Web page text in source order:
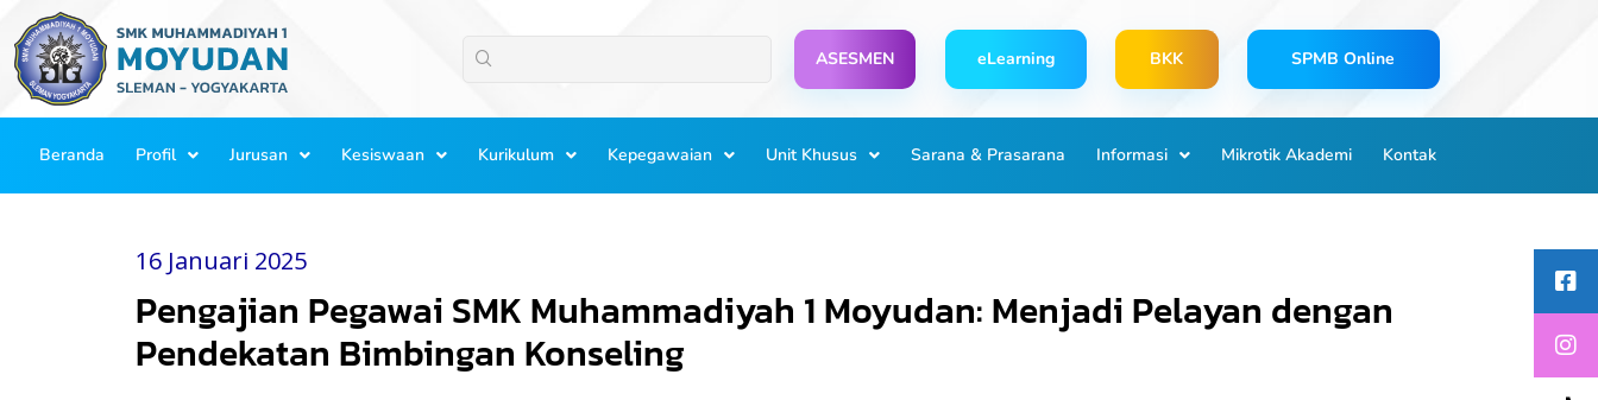
Lewati
ke
konten
ASESMEN eLearning BKK SPMB Online
Beranda Profil Jurusan Kesiswaan Kurikulum Kepegawaian Unit Khusus Sarana & Prasarana Informasi Mikrotik Akademi Kontak
16 Januari 2025
Pengajian Pegawai SMK Muhammadiyah 1 Moyudan: Menjadi Pelayan dengan
Pendekatan Bimbingan Konseling